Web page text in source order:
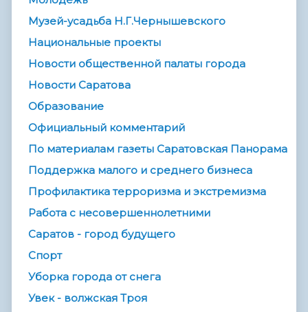
Музей-усадьба Н.Г.Чернышевского
Национальные проекты
Новости общественной палаты города
Новости Саратова
Образование
Официальный комментарий
По материалам газеты Саратовская Панорама
Поддержка малого и среднего бизнеса
Профилактика терроризма и экстремизма
Работа с несовершеннолетними
Саратов - город будущего
Спорт
Уборка города от снега
Увек - волжская Троя